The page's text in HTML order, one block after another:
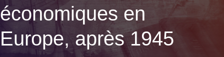
économiques en
Europe, après 1945